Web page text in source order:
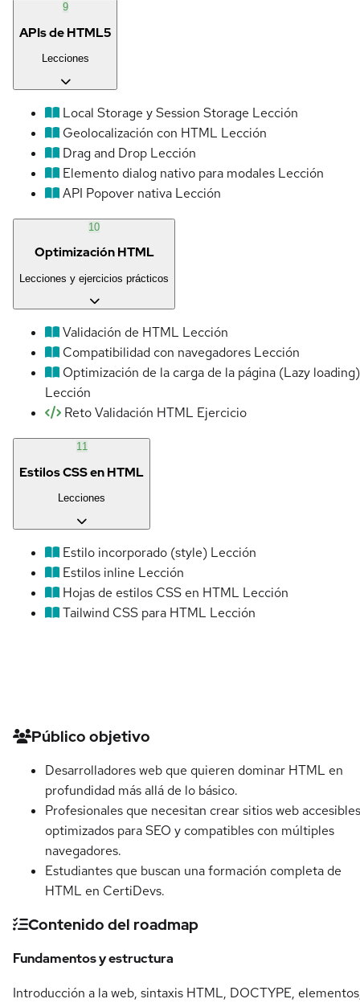
9
APIs de HTML5
Lecciones
Local Storage y Session Storage Lección
Geolocalización con HTML Lección
Drag and Drop Lección
Elemento dialog nativo para modales Lección
API Popover nativa Lección
10
Optimización HTML
Lecciones y ejercicios prácticos
Validación de HTML Lección
Compatibilidad con navegadores Lección
Optimización de la carga de la página (Lazy loading)
Lección
Reto Validación HTML Ejercicio
11
Estilos CSS en HTML
Lecciones
Estilo incorporado (style) Lección
Estilos inline Lección
Hojas de estilos CSS en HTML Lección
Tailwind CSS para HTML Lección
Detalles del curso
Público objetivo
Desarrolladores web que quieren dominar HTML en
profundidad más allá de lo básico.
Profesionales que necesitan crear sitios web
optimizados para SEO y compatibles con múltiples
navegadores.
Estudiantes que buscan una formación completa de
HTML en CertiDevs.
Contenido del roadmap
Fundamentos y estructura
Introducción a la web, sintaxis HTML, DOCTYPE,